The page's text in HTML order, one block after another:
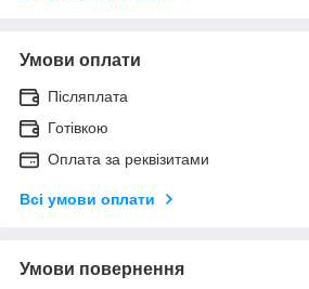
Умови оплати
Післяплата
Готівкою
Оплата за реквізитами
Всі умови оплати
Умови повернення